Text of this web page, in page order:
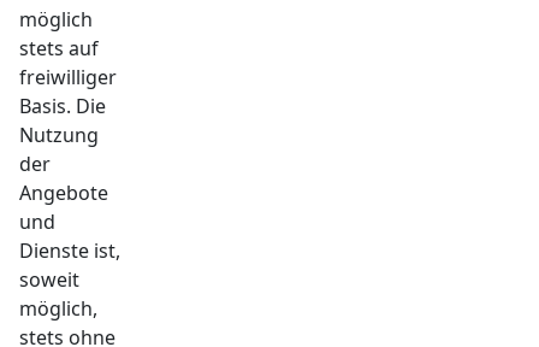
möglich
stets auf
freiwilliger
Basis. Die
Nutzung
der
Angebote
und
Dienste ist,
soweit
möglich,
stets ohne